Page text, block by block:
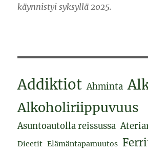
käynnistyi syksyllä 2025.
Addiktiot Ahminta
Alkoholiriippuvuus
Asuntoautolla reissussa
Dieetit Elämäntapamuutos